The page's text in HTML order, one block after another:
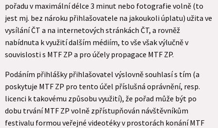
pořadu v maximální délce 3 minut nebo fotografie volně (to
jest mj. bez nároku přihlašovatele na jakoukoli úplatu) užita ve
vysílání ČT a na internetových stránkách ČT, a rovněž
nabídnuta k využití dalším médiím, to vše však výlučně v
souvislosti s MTF ZP a pro účely propagace MTF ZP.
Podáním přihlášky přihlašovatel výslovně souhlasí s tím (a
poskytuje MTF ZP pro tento účel příslušná oprávnění, resp.
licenci k takovému způsobu využití), že pořad může být po
dobu trvání MTF ZP volně zpřístupňován návštěvníkům
festivalu formou veřejné videotéky v prostorách konání MTF